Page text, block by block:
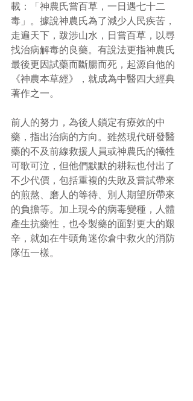
載：「神農氏嘗百草，一日遇七十二
毒」。據說神農氏為了減少人民疾苦，
走遍天下，跋涉山水，日嘗百草，以尋
找治病解毒的良藥。有說法更指神農氏
最後更因試藥而斷腸而死，起源自他的
《神農本草經》，就成為中醫四大經典
著作之一。
前人的努力，為後人鎖定有療效的中
藥，指出治病的方向。雖然現代研發醫
藥的不及前線救援人員或神農氏的犧牲
可歌可泣，但他們默默的耕耘也付出了
不少代價，包括重複的失敗及嘗試帶來
的煎熬、磨人的等待、別人期望所帶來
的負擔等。加上現今的病毒變種，人體
產生抗藥性，也令製藥的面對更大的艱
辛，就如在牛頭角迷你倉中救火的消防
隊伍一樣。